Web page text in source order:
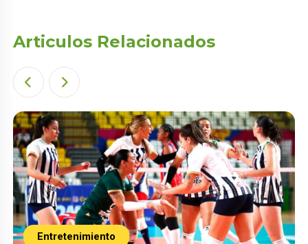
Articulos Relacionados
Entretenimiento